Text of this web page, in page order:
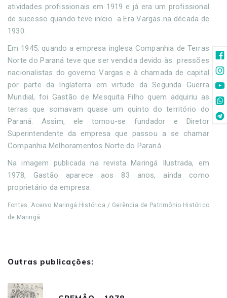
atividades profissionais em 1919 e já era um profissional
de sucesso quando teve início a Era Vargas na década de
1930.
Em 1945, quando a empresa inglesa Companhia de Terras
Norte do Paraná teve que ser vendida devido às pressões
nacionalistas do governo Vargas e à chamada de capital
por parte da Inglaterra em virtude da Segunda Guerra
Mundial, foi Gastão de Mesquita Filho quem adquiriu as
terras que somavam quase um quinto do território do
Paraná. Assim, ele tornou-se fundador e Diretor
Superintendente da empresa que passou a se chamar
Companhia Melhoramentos Norte do Paraná.
Na imagem publicada na revista Maringá Ilustrada, em
1978, Gastão aparece aos 83 anos, ainda como
proprietário da empresa.
Fontes: Acervo Maringá Histórica / Gerência de Patrimônio Histórico
de Maringá
Outras publicações: